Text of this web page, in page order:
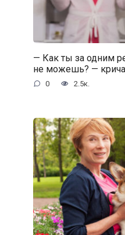
— Как ты за одним
не можешь? —
0 2.5к.